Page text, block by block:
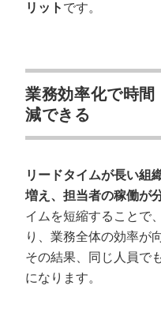
リット です。
業務効率化で時間
減できる
リードタイムが長い組
増え、担当者の稼働が
イムを短縮することで
り、業務全体の効率が
その結果、同じ人員で
になります。